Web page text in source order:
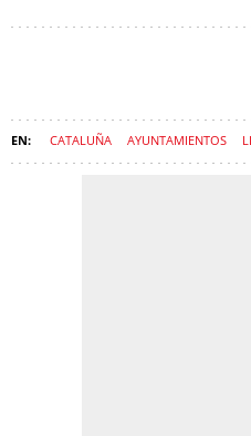
CATALUÑA AYUNTAMIENTOS